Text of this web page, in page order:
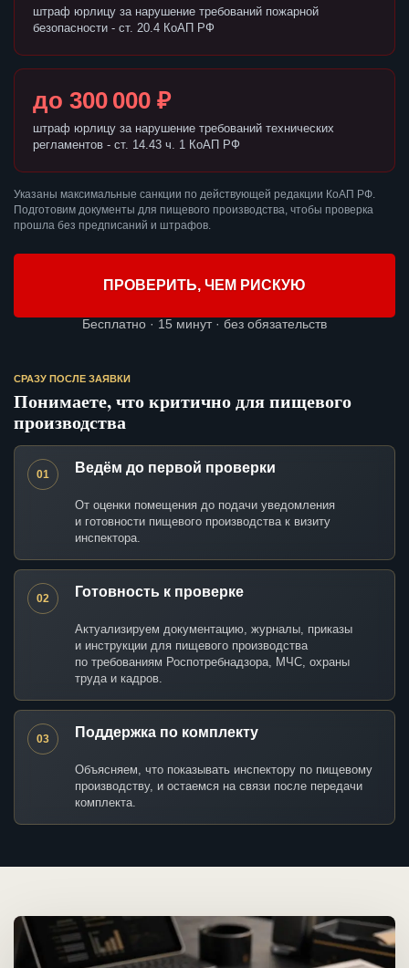
штраф юрлицу за нарушение требований пожарной
безопасности - ст. 20.4 КоАП РФ
до 300 000 ₽
штраф юрлицу за нарушение требований технических
регламентов - ст. 14.43 ч. 1 КоАП РФ
Указаны максимальные санкции по действующей редакции КоАП РФ.
Подготовим документы для пищевого производства, чтобы проверка
прошла без предписаний и штрафов.
ПРОВЕРИТЬ, ЧЕМ РИСКУЮ
Бесплатно · 15 минут · без обязательств
СРАЗУ ПОСЛЕ ЗАЯВКИ
Понимаете, что критично для пищевого
производства
01 Ведём до первой проверки
От оценки помещения до подачи уведомления
и готовности пищевого производства к визиту
инспектора.
02 Готовность к проверке
Актуализируем документацию, журналы, приказы
и инструкции для пищевого производства
по требованиям Роспотребнадзора, МЧС, охраны
труда и кадров.
03 Поддержка по комплекту
Объясняем, что показывать инспектору по пищевому
производству, и остаемся на связи после передачи
комплекта.